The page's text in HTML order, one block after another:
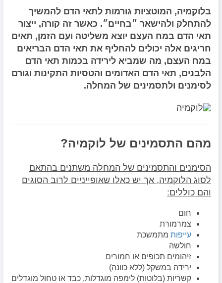
בלוקמיה, המוטציות גורמות לתאי הדם להמשיך
להתחלק ולהישאר ״בחיים״. כאשר זה קורה, ייצור
תאי הדם במח העצם יוצא משליטה ועם הזמן, תאים
חריגים אלה יכולים להחליף את תאי הדם הבריאים
במח העצם, מה שמביא לירידה בכמות תאי הדם
הלבנים, תאי הדם האדומים והטסיות התקינות וגורם
לסימנים ולתסמינים של המחלה.
מהם התסמינים של לוקמיה?
הסימנים והתסמינים של המחלה משתנים בהתאם
לסוג הלוקמיה, אך יש כאלו שאופייניים לרוב הסוגים
והם כוללים:
חום
צמרמורת
עייפות מתמשכת
חולשה
זיהומים תכופים או חמורים
ירידה במשקל (ללא כוונה)
קשריות (בלוטות) לימפה מוגדלות, כבד או טחול מוגדלים